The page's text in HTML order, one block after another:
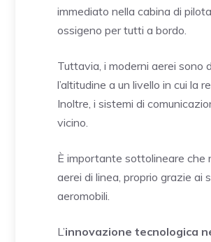
immediato nella cabina di
ossigeno per tutti a bordo.
Tuttavia, i moderni aerei sono
l’altitudine a un livello in cui la
Inoltre, i sistemi di
vicino.
È importante sottolineare che
aerei di linea, proprio grazie
aeromobili.
L’innovazione tecnologica